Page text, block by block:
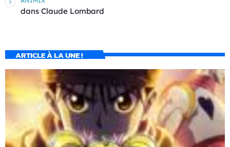
dans Claude Lombard
ARTICLE À LA UNE !